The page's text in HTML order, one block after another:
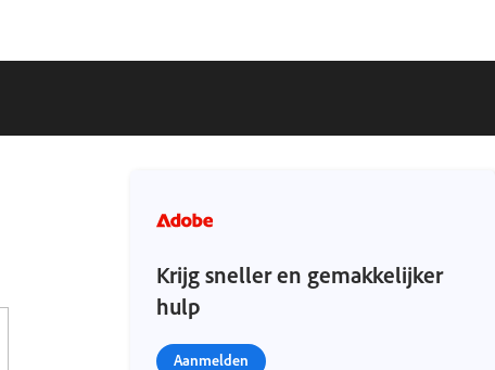
Krijg sneller en gemakkelijker
hulp
Aanmelden